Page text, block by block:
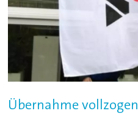
Übernahme vollzogen